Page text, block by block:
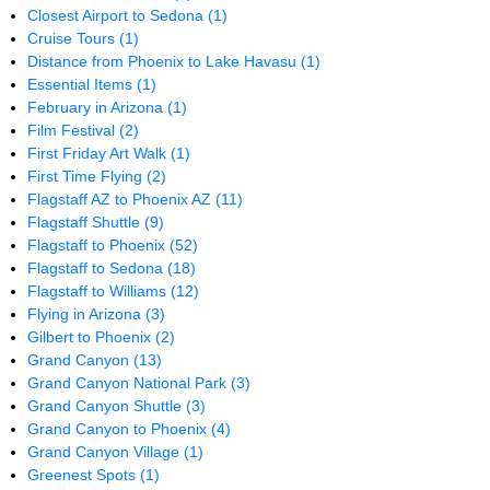
Closest Airport to Sedona(1)
Cruise Tours(1)
Distance from Phoenix to Lake Havasu(1)
Essential Items(1)
February in Arizona(1)
Film Festival(2)
First Friday Art Walk(1)
First Time Flying(2)
Flagstaff AZ to Phoenix AZ(11)
Flagstaff Shuttle(9)
Flagstaff to Phoenix(52)
Flagstaff to Sedona(18)
Flagstaff to Williams(12)
Flying in Arizona(3)
Gilbert to Phoenix(2)
Grand Canyon(13)
Grand Canyon National Park(3)
Grand Canyon Shuttle(3)
Grand Canyon to Phoenix(4)
Grand Canyon Village(1)
Greenest Spots(1)